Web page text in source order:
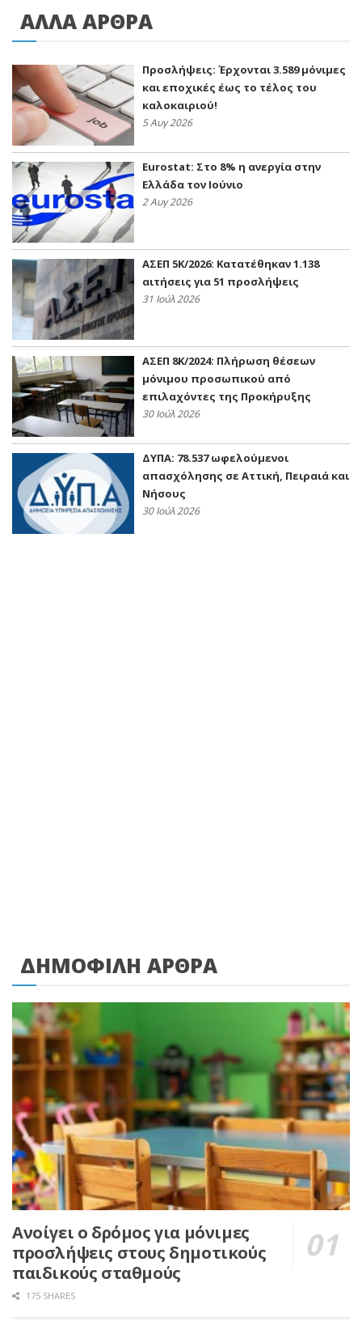
ΑΛΛΑ ΑΡΘΡΑ
Προσλήψεις: Έρχονται 3.589 μόνιμες
και εποχικές έως το τέλος του
καλοκαιριού!
5 Αυγ 2026
Eurostat: Στο 8% η ανεργία στην
Ελλάδα τον Ιούνιο
2 Αυγ 2026
ΑΣΕΠ 5Κ/2026: Κατατέθηκαν 1.138
αιτήσεις για 51 προσλήψεις
31 Ιούλ 2026
ΑΣΕΠ 8Κ/2024: Πλήρωση θέσεων
μόνιμου προσωπικού από
επιλαχόντες της Προκήρυξης
30 Ιούλ 2026
ΔΥΠΑ: 78.537 ωφελούμενοι
απασχόλησης σε Αττική, Πειραιά και
Νήσους
30 Ιούλ 2026
ΔΗΜΟΦΙΛΗ ΑΡΘΡΑ
Ανοίγει ο δρόμος για μόνιμες
προσλήψεις στους δημοτικούς
παιδικούς σταθμούς
175 SHARES